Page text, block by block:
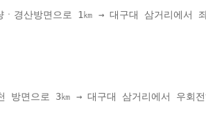
경산방면으로 1㎞ → 대구대 삼거리에서
방면으로 3㎞ → 대구대 삼거리에서 우회